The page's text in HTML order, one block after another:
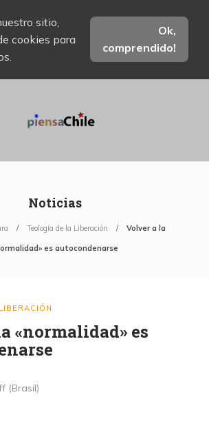
sitio,
cookies para
Ok,
comprendido!
Noticias
Teología de la Liberación Volver a la
es autocondenarse
«normalidad» es
(Brasil)